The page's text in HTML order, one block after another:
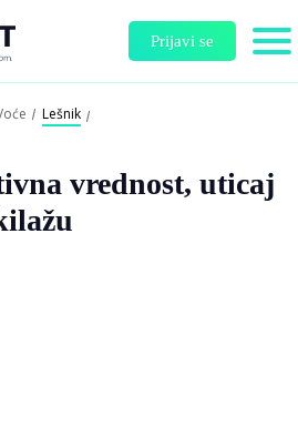
Prijavi se
Lešnik
vrednost, uticaj